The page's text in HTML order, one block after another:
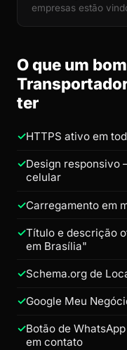
empresas estão
O que um
ter
HTTPS ativo em
Design
celular
Carregamento em
Título e descrição
em Brasília"
Schema.org de
Google Meu
Botão de
em contato